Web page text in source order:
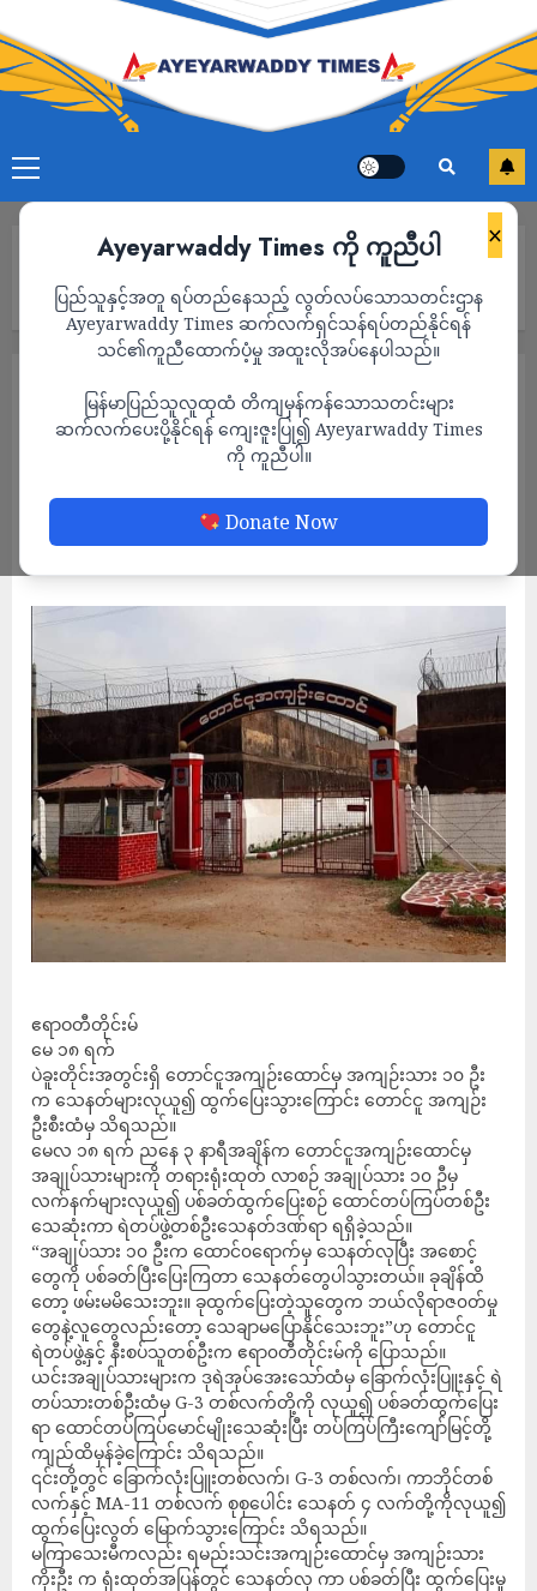
×
Ayeyarwaddy Times ကို ကူညီပါ
ပြည်သူနှင့်အတူ ရပ်တည်နေသည့် လွတ်လပ်သောသတင်းဌာန
Ayeyarwaddy Times ဆက်လက်ရှင်သန်ရပ်တည်နိုင်ရန်
သင်၏ကူညီထောက်ပံ့မှု အထူးလိုအပ်နေပါသည်။
မြန်မာပြည်သူလူထုထံ တိကျမှန်ကန်သောသတင်းများ
ဆက်လက်ပေးပို့နိုင်ရန် ကျေးဇူးပြု၍ Ayeyarwaddy Times
ကို ကူညီပါ။
Donate Now
ထွက်ပြေးလွတ်မြောက်၊ ထောင်တပ်ကြပ် ၁ ဦးသေဆုံး
တောင်ငူအကျဉ်းထောင်မှ အကျဉ်းသား ၁၀ ဦး
သေနတ်များလုယူ ထွက်ပြေးလွတ်မြောက်၊
ထောင်တပ်ကြပ် ၁ ဦးသေဆုံး
ADMIN MAY 18, 2023
ဧရာဝတီတိုင်းမ်
မေ ၁၈ ရက်
ပဲခူးတိုင်းအတွင်းရှိ တောင်ငူအကျဉ်းထောင်မှ အကျဉ်းသား ၁၀ ဦး
က သေနတ်များလုယူ၍ ထွက်ပြေးသွားကြောင်း တောင်ငူ အကျဉ်း
ဦးစီးထံမှ သိရသည်။
မေလ ၁၈ ရက် ‌ညနေ ၃ နာရီအချိန်က တောင်ငူအကျဉ်းထောင်မှ
အချုပ်သားများကို တရားရုံးထုတ် လာစဉ် အချုပ်သား ၁၀ ဦမှ
လက်နက်များလုယူ၍ ပစ်ခတ်ထွက်ပြေးစဉ် ထောင်တပ်ကြပ်တစ်ဦး
သေဆုံးကာ ရဲတပ်ဖွဲ့တစ်ဦးသေနတ်ဒဏ်ရာ ရရှိခဲ့သည်။
“အချုပ်သား ၁၀ ဦးက ထောင်၀ရောက်မှ သေနတ်လုပြီး အစောင့်
တွေကို ပစ်ခတ်ပြီးပြေးကြတာ သေနတ်တွေပါသွားတယ်။ ခုချိန်ထိ
တော့ ဖမ်းမမိသေးဘူး။ ခုထွက်ပြေးတဲ့သူတွေက ဘယ်လိုရာဇ၀တ်မှု
တွေနဲ့လူတွေလည်းတော့ ‌သေချာမပြောနိုင်သေးဘူး”ဟု တောင်ငူ
ရဲတပ်ဖွဲ့နှင့် နီးစပ်သူတစ်ဦးက ဧရာ၀တီတိုင်းမ်ကို ပြောသည်။
ယင်းအချုပ်သားများက ဒုရဲအုပ်အေးသော်ထံမှ ခြောက်လုံးပြူးနှင့် ရဲ
တပ်သားတစ်ဦးထံမှ G-3 တစ်လက်တို့ကို လုယူ၍ ပစ်ခတ်ထွက်ပြေး
ရာ ထောင်တပ်ကြပ်မောင်မျိုးသေဆုံးပြီး တပ်ကြပ်ကြီးကျော်မြင့်တို့
ကျည်ထိမှန်ခဲ့ကြောင်း သိရသည်။
၎င်းတို့တွင် ခြောက်လုံးပြူးတစ်လက်၊ G-3 တစ်လက်၊ ကာဘိုင်တစ်
လက်နှင့် MA-11 တစ်လက် စုစုပေါင်း သေနတ် ၄ လက်တို့ကိုလုယူ၍
ထွက်ပြေးလွတ် မြောက်သွားကြောင်း သိရသည်။
မကြာသေးမီကလည်း ရမည်းသင်းအကျဉ်းထောင်မှ အကျဉ်းသား
ကိုးဦး က ရုံးထုတ်အပြန်တွင် သေနတ်လု ကာ ပစ်ခတ်ပြီး ထွက်ပြေးမှု